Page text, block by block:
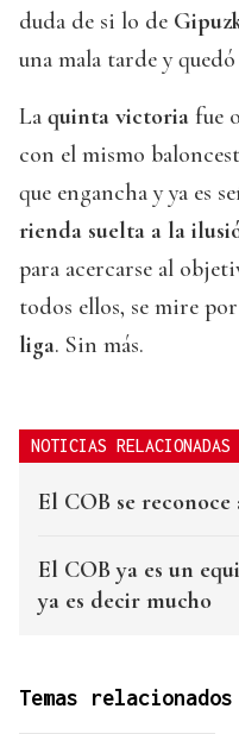
duda de si lo de
una mala tarde y
La quinta victoria fue
con el mismo
que engancha y ya es
rienda suelta a la
para acercarse al
todos ellos, se mire
liga. Sin más.
NOTICIAS RELACIONADAS
El COB se
El COB ya es un
ya es decir mucho
Temas relacionados